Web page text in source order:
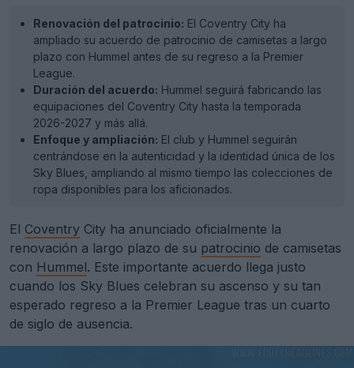
Renovación del patrocinio: El Coventry City ha
ampliado su acuerdo de patrocinio de camisetas a largo
plazo con Hummel antes de su regreso a la Premier
League.
Duración del acuerdo: Hummel seguirá fabricando las
equipaciones del Coventry City hasta la temporada
2026-2027 y más allá.
Enfoque y ampliación: El club y Hummel seguirán
centrándose en la autenticidad y la identidad única de los
Sky Blues, ampliando al mismo tiempo las colecciones de
ropa disponibles para los aficionados.
El Coventry City ha anunciado oficialmente la
renovación a largo plazo de su patrocinio de camisetas
con Hummel. Este importante acuerdo llega justo
cuando los Sky Blues celebran su ascenso y su tan
esperado regreso a la Premier League tras un cuarto
de siglo de ausencia.